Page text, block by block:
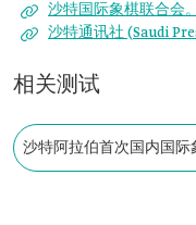
沙特国际象棋联合会。
沙特通讯社 (Saudi
相关测试
沙特阿拉伯首次国内国际